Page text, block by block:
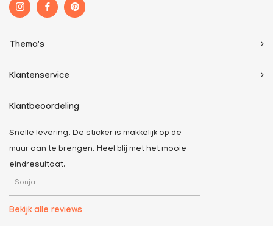
Thema's
Klantenservice
Klantbeoordeling
Snelle levering. De sticker is makkelijk op de
muur aan te brengen. Heel blij met het mooie
eindresultaat.
- Sonja
Bekijk alle reviews